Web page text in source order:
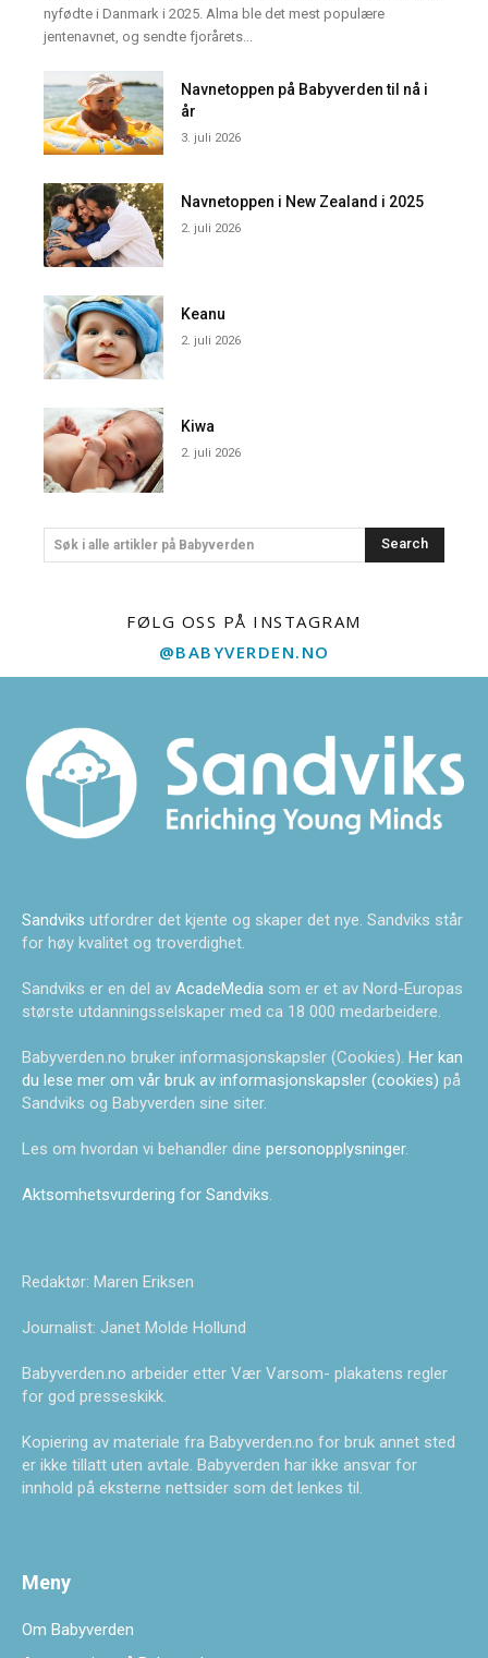
nyfødte i Danmark i 2025. Alma ble det mest populære
jentenavnet, og sendte fjorårets...
Navnetoppen på Babyverden til nå i
år
3. juli 2026
Navnetoppen i New Zealand i 2025
2. juli 2026
Keanu
2. juli 2026
Kiwa
2. juli 2026
Søk i alle artikler på Babyverden Search
FØLG OSS PÅ INSTAGRAM
@BABYVERDEN.NO
Sandviks utfordrer det kjente og skaper det nye. Sandviks står
for høy kvalitet og troverdighet.
Sandviks er en del av AcadeMedia som er et av Nord-Europas
største utdanningsselskaper med ca 18 000 medarbeidere.
Babyverden.no bruker informasjonskapsler (Cookies). Her kan
du lese mer om vår bruk av informasjonskapsler (cookies) på
Sandviks og Babyverden sine siter.
Les om hvordan vi behandler dine personopplysninger.
Aktsomhetsvurdering for Sandviks.
Redaktør: Maren Eriksen
Journalist: Janet Molde Hollund
Babyverden.no arbeider etter Vær Varsom- plakatens regler
for god presseskikk.
Kopiering av materiale fra Babyverden.no for bruk annet sted
er ikke tillatt uten avtale. Babyverden har ikke ansvar for
innhold på eksterne nettsider som det lenkes til.
Meny
Om Babyverden